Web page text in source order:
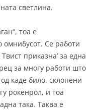
светлина.
тоа е
Се работи
приказна’ за една
за многу работи што
каде било, склопени
рокенрол, и тоа
така. Таква е